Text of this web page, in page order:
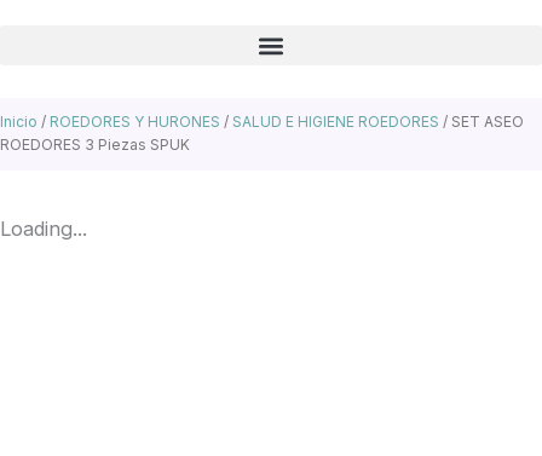
Inicio / ROEDORES Y HURONES / SALUD E HIGIENE ROEDORES / SET ASEO
ROEDORES 3 Piezas SPUK
Loading...